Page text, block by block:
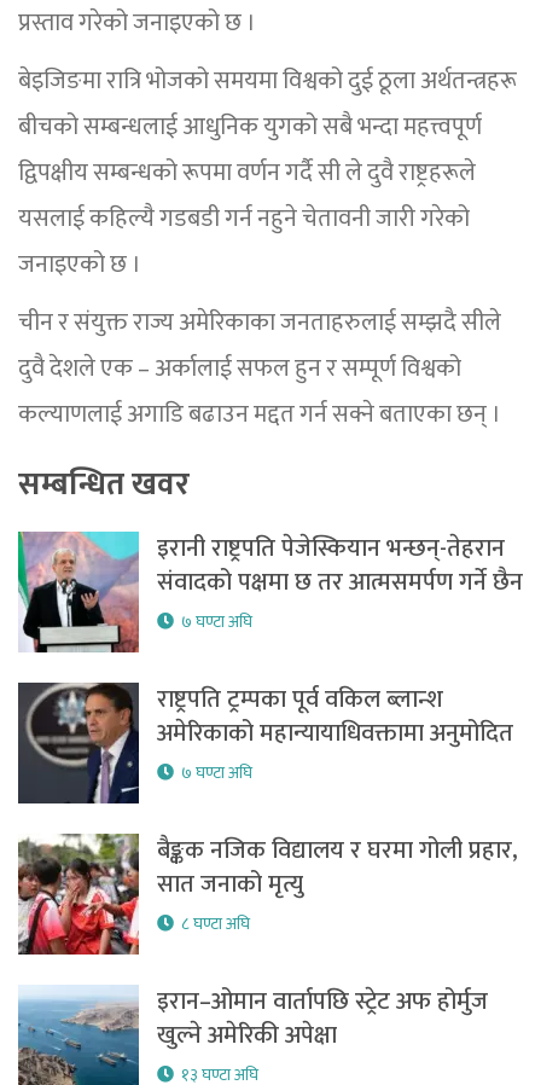
प्रस्ताव गरेको जनाइएको छ ।
बेइजिङमा रात्रि भोजको समयमा विश्वको दुई ठूला अर्थतन्त्रहरू
बीचको सम्बन्धलाई आधुनिक युगको सबै भन्दा महत्त्वपूर्ण
द्विपक्षीय सम्बन्धको रूपमा वर्णन गर्दै सी ले दुवै राष्ट्रहरूले
यसलाई कहिल्यै गडबडी गर्न नहुने चेतावनी जारी गरेको
जनाइएको छ ।
चीन र संयुक्त राज्य अमेरिकाका जनताहरुलाई सम्झदै सीले
दुवै देशले एक – अर्कालाई सफल हुन र सम्पूर्ण विश्वको
कल्याणलाई अगाडि बढाउन मद्दत गर्न सक्ने बताएका छन् ।
सम्बन्धित खवर
इरानी राष्ट्रपति पेजेस्कियान भन्छन्-तेहरान
संवादको पक्षमा छ तर आत्मसमर्पण गर्ने छैन
७ घण्टा अघि
राष्ट्रपति ट्रम्पका पूर्व वकिल ब्लान्श
अमेरिकाको महान्यायाधिवक्तामा अनुमोदित
७ घण्टा अघि
बैङ्कक नजिक विद्यालय र घरमा गोली प्रहार,
सात जनाको मृत्यु
८ घण्टा अघि
इरान–ओमान वार्तापछि स्ट्रेट अफ होर्मुज
खुल्ने अमेरिकी अपेक्षा
१३ घण्टा अघि